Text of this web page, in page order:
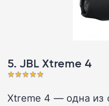
5. JBL Xtreme 4
Xtreme 4 — одна из